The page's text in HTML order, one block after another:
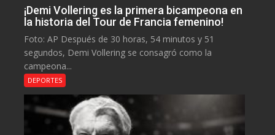
¡Demi Vollering es la primera bicampeona en
la historia del Tour de Francia femenino!
Foto: AP Después de 30 horas, 54 minutos y 51
segundos, Demi Vollering se consagró como la
campeona...
DEPORTES